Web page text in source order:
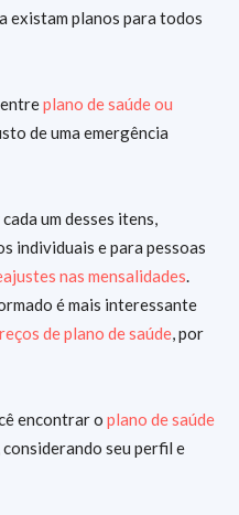
existam planos para todos
plano de saúde ou
de uma emergência
um desses itens,
individuais e para pessoas
nas mensalidades.
é mais interessante
de plano de saúde, por
encontrar o plano de saúde
considerando seu perfil e